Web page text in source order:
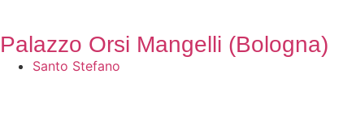
Palazzo Orsi Mangelli (Bologna)
Santo Stefano